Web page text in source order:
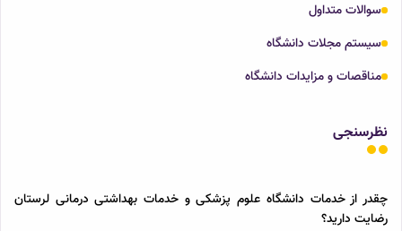
سوالات متداول
سیستم مجلات دانشگاه
مناقصات و مزایدات دانشگاه
نظرسنجی
چقدر از خدمات دانشگاه علوم پزشکی و خدمات بهداشتی درمانی لرستان
رضایت دارید؟